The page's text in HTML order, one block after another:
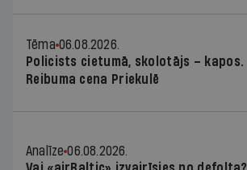
Tēma 06.08.2026.
Policists cietumā, skolotājs – kapos.
Reibuma cena Priekulē
Analīze 06.08.2026.